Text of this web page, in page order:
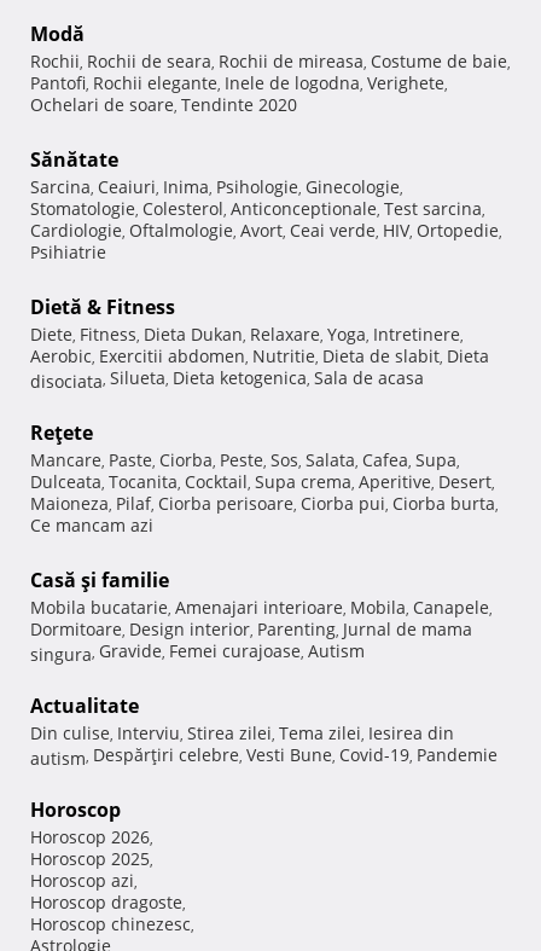
Modă
Rochii, Rochii de seara, Rochii de mireasa, Costume de baie,
Pantofi, Rochii elegante, Inele de logodna, Verighete,
Ochelari de soare, Tendinte 2020
Sănătate
Sarcina, Ceaiuri, Inima, Psihologie, Ginecologie,
Stomatologie, Colesterol, Anticonceptionale, Test sarcina,
Cardiologie, Oftalmologie, Avort, Ceai verde, HIV, Ortopedie,
Psihiatrie
Dietă & Fitness
Diete, Fitness, Dieta Dukan, Relaxare, Yoga, Intretinere,
Aerobic, Exercitii abdomen, Nutritie, Dieta de slabit, Dieta
disociata, Silueta, Dieta ketogenica, Sala de acasa
Reţete
Mancare, Paste, Ciorba, Peste, Sos, Salata, Cafea, Supa,
Dulceata, Tocanita, Cocktail, Supa crema, Aperitive, Desert,
Maioneza, Pilaf, Ciorba perisoare, Ciorba pui, Ciorba burta,
Ce mancam azi
Casă şi familie
Mobila bucatarie, Amenajari interioare, Mobila, Canapele,
Dormitoare, Design interior, Parenting, Jurnal de mama
singura, Gravide, Femei curajoase, Autism
Actualitate
Din culise, Interviu, Stirea zilei, Tema zilei, Iesirea din
autism, Despărţiri celebre, Vesti Bune, Covid-19, Pandemie
Horoscop
Horoscop 2026,
Horoscop 2025,
Horoscop azi,
Horoscop dragoste,
Horoscop chinezesc,
Astrologie